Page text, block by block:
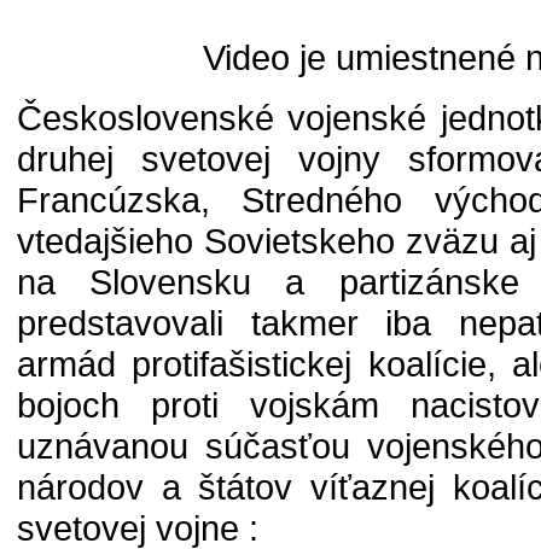
Video je umiestnené
Československé vojenské
druhej svetovej vojny
Francúzska, Stredného
vtedajšieho Sovietskeho zväzu
na Slovensku a
predstavovali takmer iba
armád protifašistickej koalície,
bojoch proti vojskám
uznávanou súčasťou
národov a štátov víťaznej
svetovej vojne :